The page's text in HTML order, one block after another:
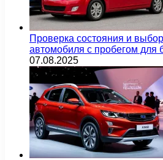
Проверка состояния и
автомобиля с пробегом для
07.08.2025